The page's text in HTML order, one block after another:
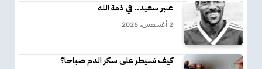
عنبر سعيد.. في ذمة الله
2 أغسطس، 2026
كيف تسيطر على سكر الدم صباحا؟